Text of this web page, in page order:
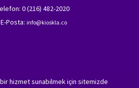
hizmet sunabilmek için sitemizde
0 (216) 482-2020
E-Posta: info@kioskla.co